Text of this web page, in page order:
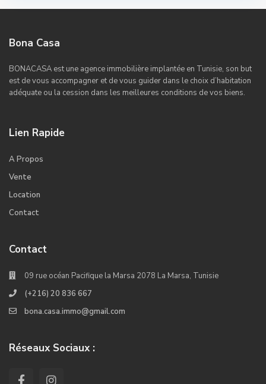
Bona Casa
BONACASA est une agence immobilière implantée en Tunisie, son but
est de vous accompagner et de vous guider dans le choix d’habitation
adéquate ou la cession dans les meilleures conditions de vos biens.
Lien Rapide
A Propos
Vente
Location
Contact
Contact
09 rue océan Pacifique la Marsa 2078 La Marsa, Tunisie
(+216) 20 836 667
bona.casa.immo@gmail.com
Réseaux Sociaux :